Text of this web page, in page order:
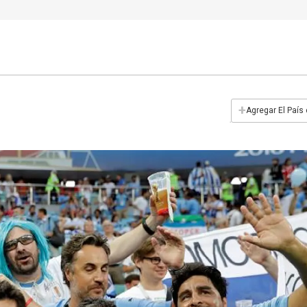
+Agregar El País